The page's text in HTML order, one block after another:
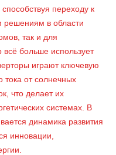
переходу к
решениям в области
так и для
больше использует
играют ключевую
тока от солнечных
что делает их
системах. В
динамика развития
инновации,